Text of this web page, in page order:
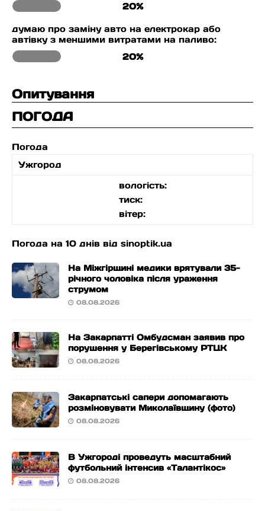
20%
думаю про заміну авто на електрокар або
автівку з меншими витратами на паливо:
20%
Опитування
ПОГОДА
Погода
Ужгород
вологість:
тиск:
вітер:
Погода на 10 днів від sinoptik.ua
На Міжгірщині медики врятували 35-
річного чоловіка після ураження
струмом
08.08.2026
На Закарпатті Омбудсман заявив про
порушення у Берегівському РТЦК
08.08.2026
Закарпатські сапери допомагають
розміновувати Миколаївщину (фото)
08.08.2026
В Ужгороді проведуть масштабний
футбольний інтенсив «Талантікос»
08.08.2026